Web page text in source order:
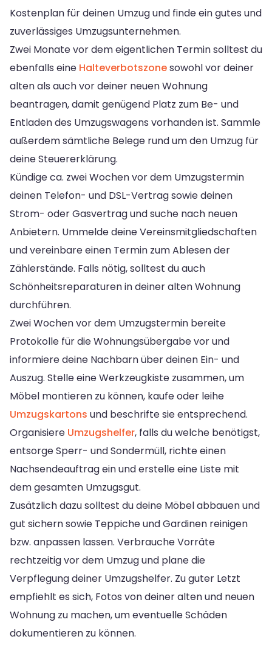
Kostenplan für deinen Umzug und finde ein gutes und
zuverlässiges Umzugsunternehmen.
Zwei Monate vor dem eigentlichen Termin solltest du
ebenfalls eine Halteverbotszonesowohl vor deiner
alten als auch vor deiner neuen Wohnung
beantragen, damit genügend Platz zum Be- und
Entladen des Umzugswagens vorhanden ist. Sammle
außerdem sämtliche Belege rund um den Umzug für
deine Steuererklärung.
Kündige ca. zwei Wochen vor dem Umzugstermin
deinen Telefon- und DSL-Vertrag sowie deinen
Strom- oder Gasvertrag und suche nach neuen
Anbietern. Ummelde deine Vereinsmitgliedschaften
und vereinbare einen Termin zum Ablesen der
Zählerstände. Falls nötig, solltest du auch
Schönheitsreparaturen in deiner alten Wohnung
durchführen.
Zwei Wochen vor dem Umzugstermin bereite
Protokolle für die Wohnungsübergabe vor und
informiere deine Nachbarn über deinen Ein- und
Auszug. Stelle eine Werkzeugkiste zusammen, um
Möbel montieren zu können, kaufe oder leihe
Umzugskartons und beschrifte sie entsprechend.
Organisiere Umzugshelfer, falls du welche benötigst,
entsorge Sperr- und Sondermüll, richte einen
Nachsendeauftrag ein und erstelle eine Liste mit
dem gesamten Umzugsgut.
Zusätzlich dazu solltest du deine Möbel abbauen und
gut sichern sowie Teppiche und Gardinen reinigen
bzw. anpassen lassen. Verbrauche Vorräte
rechtzeitig vor dem Umzug und plane die
Verpflegung deiner Umzugshelfer. Zu guter Letzt
empfiehlt es sich, Fotos von deiner alten und neuen
Wohnung zu machen, um eventuelle Schäden
dokumentieren zu können.